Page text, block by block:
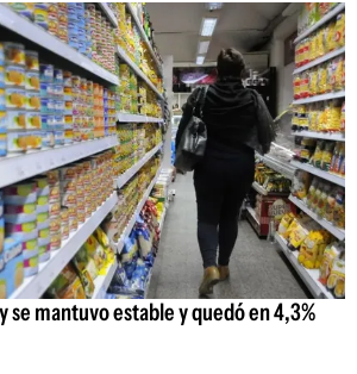
se mantuvo estable y quedó en 4,3%